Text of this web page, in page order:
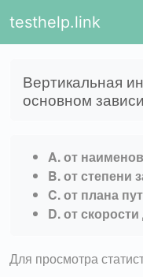
testhelp.link
Вертикальная
основном
A. от
B. от степени
C. от плана
D. от
Для просмотра